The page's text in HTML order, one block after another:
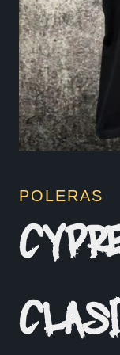
POLERAS